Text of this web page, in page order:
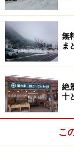
その３ 川
広い川に沿って
くとして、ある
が並行している
ど、渋滞が長く
のもカシコイ手
善寺への国道
れば渋滞の国道
以上稼げること
無
ま
絶
十
こ